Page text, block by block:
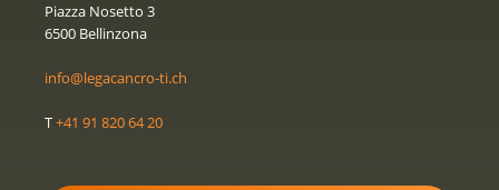
Piazza Nosetto 3
6500 Bellinzona
info@legacancro-ti.ch
T+41 91 820 64 20